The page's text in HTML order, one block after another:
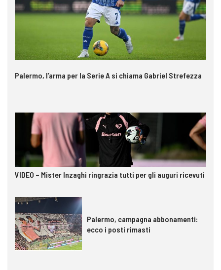
Palermo, l’arma per la Serie A si chiama Gabriel Strefezza
VIDEO – Mister Inzaghi ringrazia tutti per gli auguri ricevuti
Palermo, campagna abbonamenti:
ecco i posti rimasti